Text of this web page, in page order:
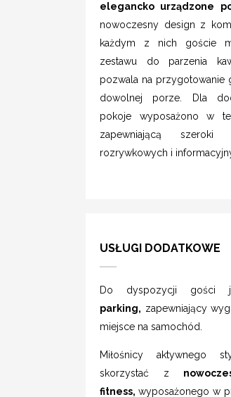
elegancko urządzone
nowoczesny design z
każdym z nich goście
zestawu do parzenia
pozwala na przygotowanie
dowolnej porze. Dla
pokoje wyposażono w
zapewniającą szeroki
rozrywkowych i
USŁUGI DODATKOWE
Do dyspozycji gości
parking, zapewniający
miejsce na samochód.
Miłośnicy aktywnego
skorzystać z
fitness, wyposażonego w